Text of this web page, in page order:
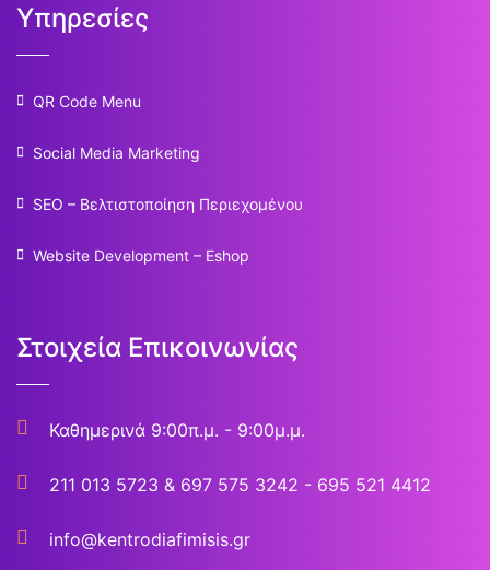
Υπηρεσίες
QR Code Menu
Social Media Marketing
SEO – Βελτιστοποίηση Περιεχομένου
Website Development – Eshop
Στοιχεία Επικοινωνίας
Καθημερινά 9:00π.μ. - 9:00μ.μ.
211 013 5723 & 697 575 3242 - 695 521 4412
info@kentrodiafimisis.gr